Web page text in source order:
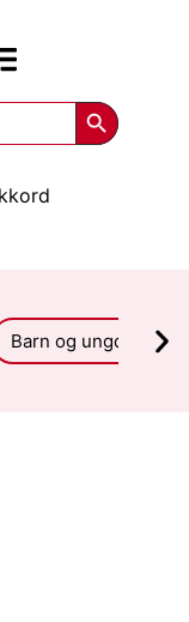
Search
Barn og ungdom